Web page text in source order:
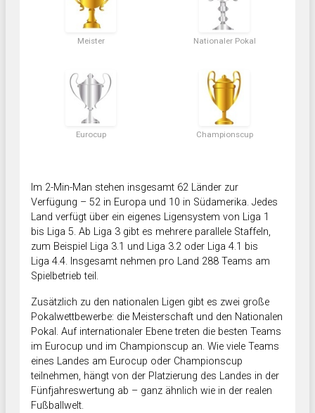
Meister Nationaler Pokal
Eurocup Championscup
Im 2-Min-Man stehen insgesamt 62 Länder zur
Verfügung – 52 in Europa und 10 in Südamerika. Jedes
Land verfügt über ein eigenes Ligensystem von Liga 1
bis Liga 5. Ab Liga 3 gibt es mehrere parallele Staffeln,
zum Beispiel Liga 3.1 und Liga 3.2 oder Liga 4.1 bis
Liga 4.4. Insgesamt nehmen pro Land 288 Teams am
Spielbetrieb teil.
Zusätzlich zu den nationalen Ligen gibt es zwei große
Pokalwettbewerbe: die Meisterschaft und den Nationalen
Pokal. Auf internationaler Ebene treten die besten Teams
im Eurocup und im Championscup an. Wie viele Teams
eines Landes am Eurocup oder Championscup
teilnehmen, hängt von der Platzierung des Landes in der
Fünfjahreswertung ab – ganz ähnlich wie in der realen
Fußballwelt.